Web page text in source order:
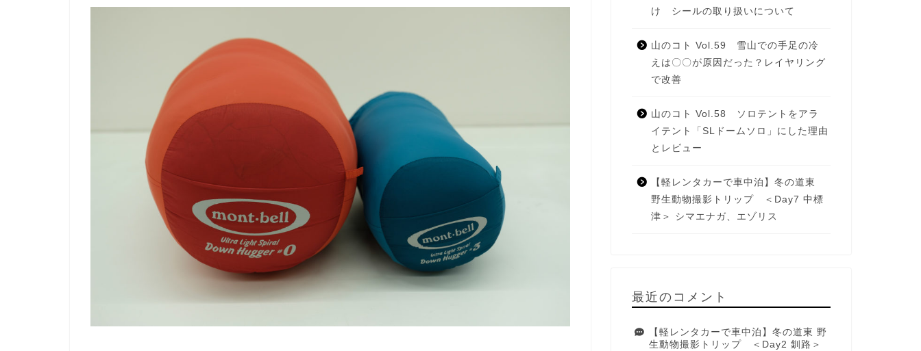
け シールの取り扱いについて
山のコト Vol.59 雪山での手足の冷
えは〇〇が原因だった？レイヤリング
で改善
山のコト Vol.58 ソロテントをアラ
イテント「SLドームソロ」にした理由
とレビュー
【軽レンタカーで車中泊】冬の道東
野生動物撮影トリップ ＜Day7 中標
津＞ シマエナガ、エゾリス
最近のコメント
【軽レンタカーで車中泊】冬の道東 野
生動物撮影トリップ ＜Day2 釧路＞